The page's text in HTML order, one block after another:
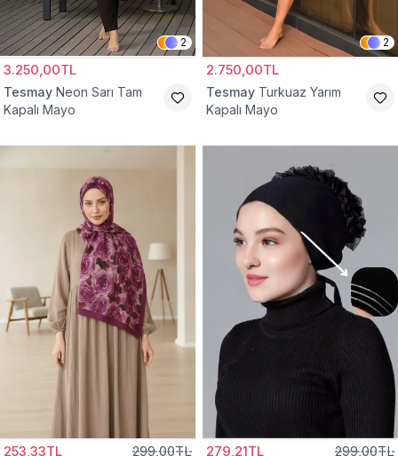
2
3.250,00TL
Tesmay Neon Sarı Tam
Kapalı Mayo
2
2.750,00TL
Tesmay Turkuaz Yarım
Kapalı Mayo
253,33TL 299,00TL 279,21TL 299,00TL